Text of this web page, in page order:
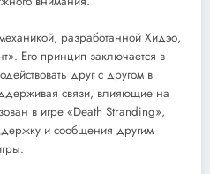
разработанной Хидэо,
Его принцип заключается в
друг с другом в
связи, влияющие на
в игре «Death Stranding»,
и сообщения другим